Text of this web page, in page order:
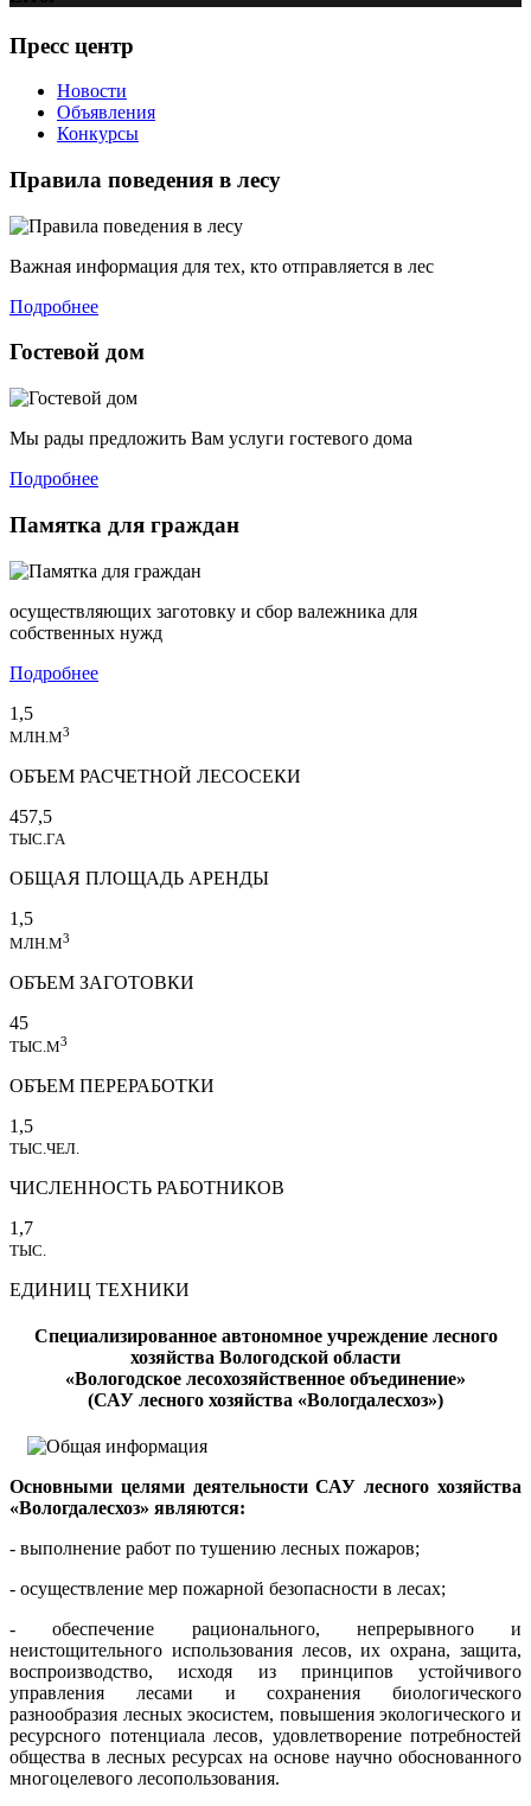
Пресс центр
Новости
Объявления
Конкурсы
Правила поведения в лесу
Важная информация для тех, кто отправляется в лес
Подробнее
Гостевой дом
Мы рады предложить Вам услуги гостевого дома
Подробнее
Памятка для граждан
осуществляющих заготовку и сбор валежника для
собственных нужд
Подробнее
1,5
МЛН.М3
ОБЪЕМ РАСЧЕТНОЙ ЛЕСОСЕКИ
457,5
ТЫС.ГА
ОБЩАЯ ПЛОЩАДЬ АРЕНДЫ
1,5
МЛН.М3
ОБЪЕМ ЗАГОТОВКИ
45
ТЫС.М3
ОБЪЕМ ПЕРЕРАБОТКИ
1,5
ТЫС.ЧЕЛ.
ЧИСЛЕННОСТЬ РАБОТНИКОВ
1,7
ТЫС.
ЕДИНИЦ ТЕХНИКИ
Специализированное автономное учреждение лесного
хозяйства Вологодской области
«Вологодское лесохозяйственное объединение»
(САУ лесного хозяйства «Вологдалесхоз»)
Основными целями деятельности САУ лесного хозяйства
«Вологдалесхоз» являются:
- выполнение работ по тушению лесных пожаров;
- осуществление мер пожарной безопасности в лесах;
- обеспечение рационального, непрерывного и
неистощительного использования лесов, их охрана, защита,
воспроизводство, исходя из принципов устойчивого
управления лесами и сохранения биологического
разнообразия лесных экосистем, повышения экологического и
ресурсного потенциала лесов, удовлетворение потребностей
общества в лесных ресурсах на основе научно обоснованного
многоцелевого лесопользования.